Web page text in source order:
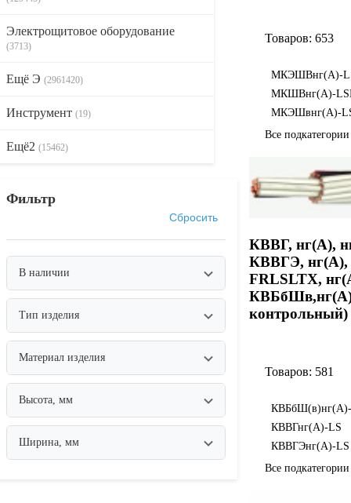
Электрощитовое оборудование
(3713)
Ещё Э (2961420)
Инструмент (19)
Ещё2 (15462)
Фильтр
Сбросить
В наличии
Тип изделия
Материал изделия
Высота, мм
Ширина, мм
Товаров: 653
МКЭШВнг(А)-
МКШВнг(А)-
МКЭШвнг(А)-
Все
КВВГ, нг(А),
КВВГЭ, нг(А),
FRLSLTX,
контрольный)
Товаров: 581
КВВГнг(А)-LS
КВВГЭнг(А)-LS
Все